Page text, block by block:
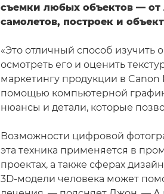
съемки любых объектов — от
самолетов, построек и
«Это отличный способ изучить
осмотреть его и оценить
маркетингу продукции в
помощью компьютерной
нюансы и детали, которые
Возможности цифровой
эта техника применяется в
проектах, а также сферах
3D-модели человека может